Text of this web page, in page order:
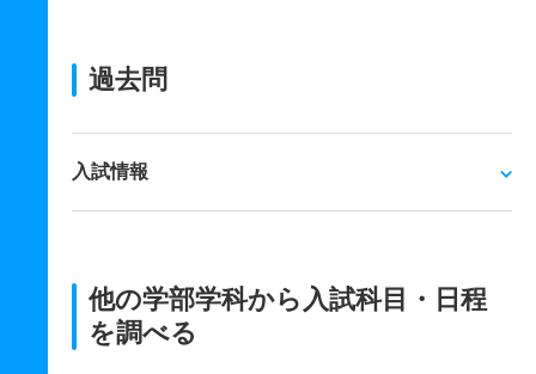
過去問
入試情報
他の学部学科から入試科目・日程
を調べる